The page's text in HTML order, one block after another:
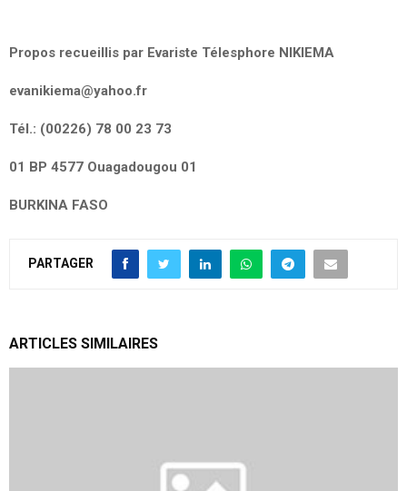
Propos recueillis par Evariste Télesphore NIKIEMA
evanikiema@yahoo.fr
Tél.: (00226) 78 00 23 73
01 BP 4577 Ouagadougou 01
BURKINA FASO
PARTAGER
ARTICLES SIMILAIRES